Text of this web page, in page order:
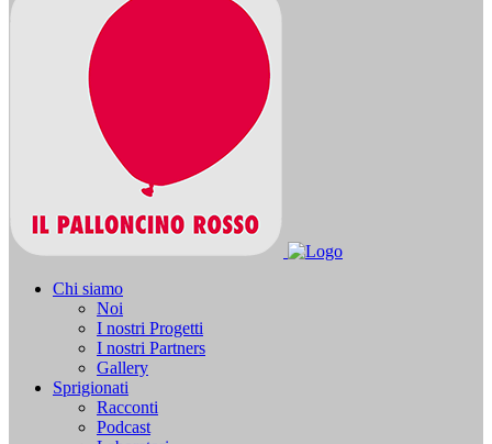
Chi siamo
Noi
I nostri Progetti
I nostri Partners
Gallery
Sprigionati
Racconti
Podcast